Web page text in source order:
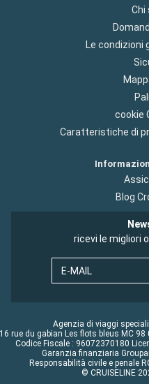
Chi
Le condizioni
cookie
Caratteristiche di
Blog
ricevi le migliori
E-MAIL
Agenzia di viaggi
16 rue du gabian Les flots bleus MC
Codice Fiscale : 96072370180
Garanzia finanziaria
Responsabilità civile e penale
© CRUISELINE